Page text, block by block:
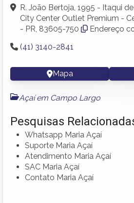
R. João Bertoja, 1995 - Itaqui
City Center Outlet Premium -
- PR, 83605-750
Endereço
(41) 3140-2841
Mapa
Açaí em Campo Largo
Pesquisas
Whatsapp Maria Açaí
Suporte Maria Açaí
Atendimento Maria Açaí
SAC Maria Açaí
Contato Maria Açaí